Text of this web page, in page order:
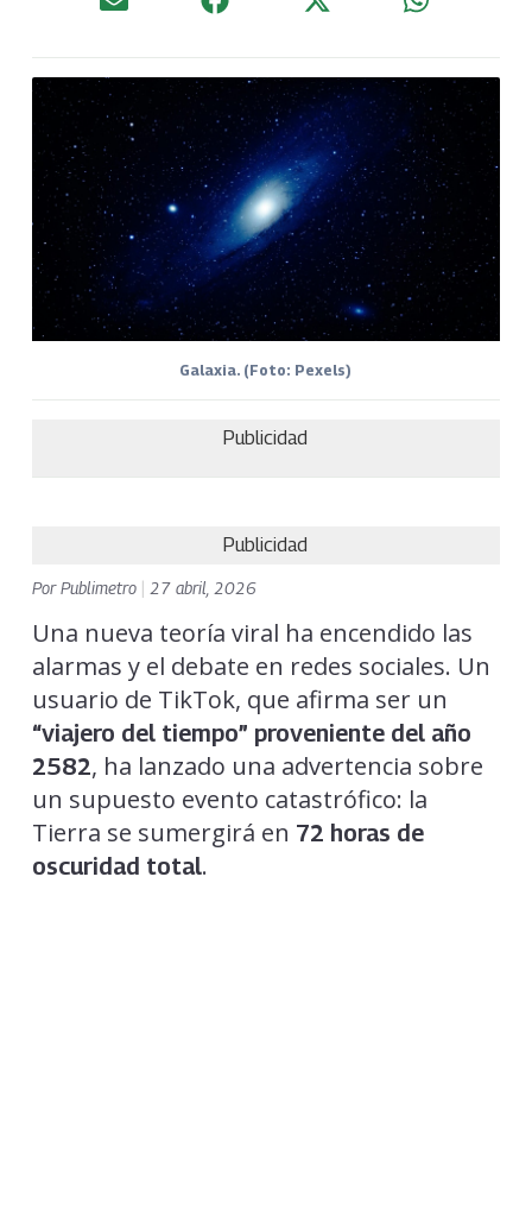
Galaxia. (Foto: Pexels)
Publicidad
Publicidad
PorPublimetro 27 abril, 2026
Una nueva teoría viral ha encendido las
alarmas y el debate en redes sociales. Un
usuario de TikTok, que afirma ser un
“viajero del tiempo” proveniente del año
2582, ha lanzado una advertencia sobre
un supuesto evento catastrófico: la
Tierra se sumergirá en 72 horas de
oscuridad total.